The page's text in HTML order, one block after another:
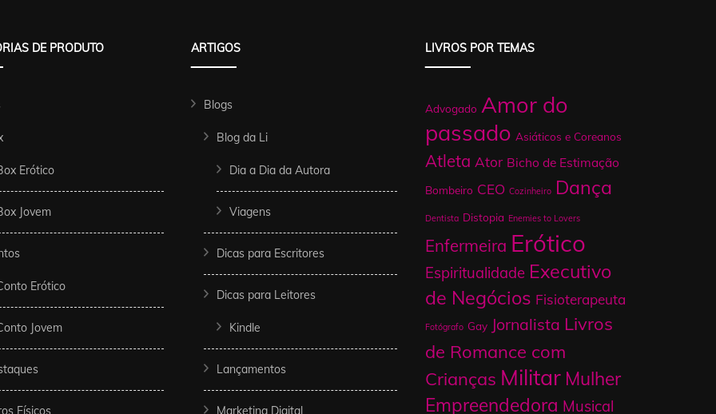
DE PRODUTO
Erótico
Jovem
Erótico
Jovem
Físicos
ARTIGOS
Blogs
Blog da Li
Dia a Dia da Autora
Viagens
Dicas para Escritores
Dicas para Leitores
Kindle
Lançamentos
Marketing Digital
LIVROS POR TEMAS
Advogado Amor do
passado Asiáticos e Coreanos
Atleta Ator Bicho de Estimação
Bombeiro CEO Cozinheiro Dança
Dentista Distopia Enemies to Lovers
Enfermeira Erótico
Espiritualidade Executivo
de Negócios Fisioterapeuta
Fotógrafo Gay Jornalista Livros
de Romance com
Crianças Militar Mulher
Empreendedora Musical